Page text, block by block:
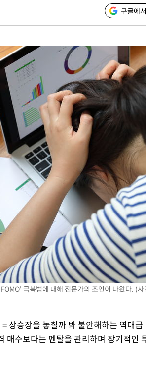
구글에
극복법에 대해 전문가의 조언이 나왔다. (
상승장을 놓칠까 봐 불안해하는 역대
매수보다는 멘탈을 관리하며 장기적인